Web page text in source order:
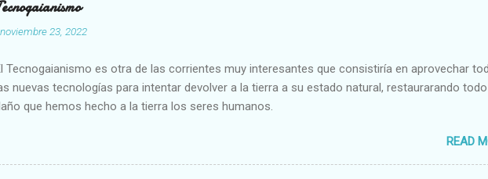
noviembre 23, 2022
Tecnogaianismo es otra de las corrientes muy interesantes que consistiría en aprovechar
nuevas tecnologías para intentar devolver a la tierra a su estado natural, restaurarando
que hemos hecho a la tierra los seres humanos.
READ